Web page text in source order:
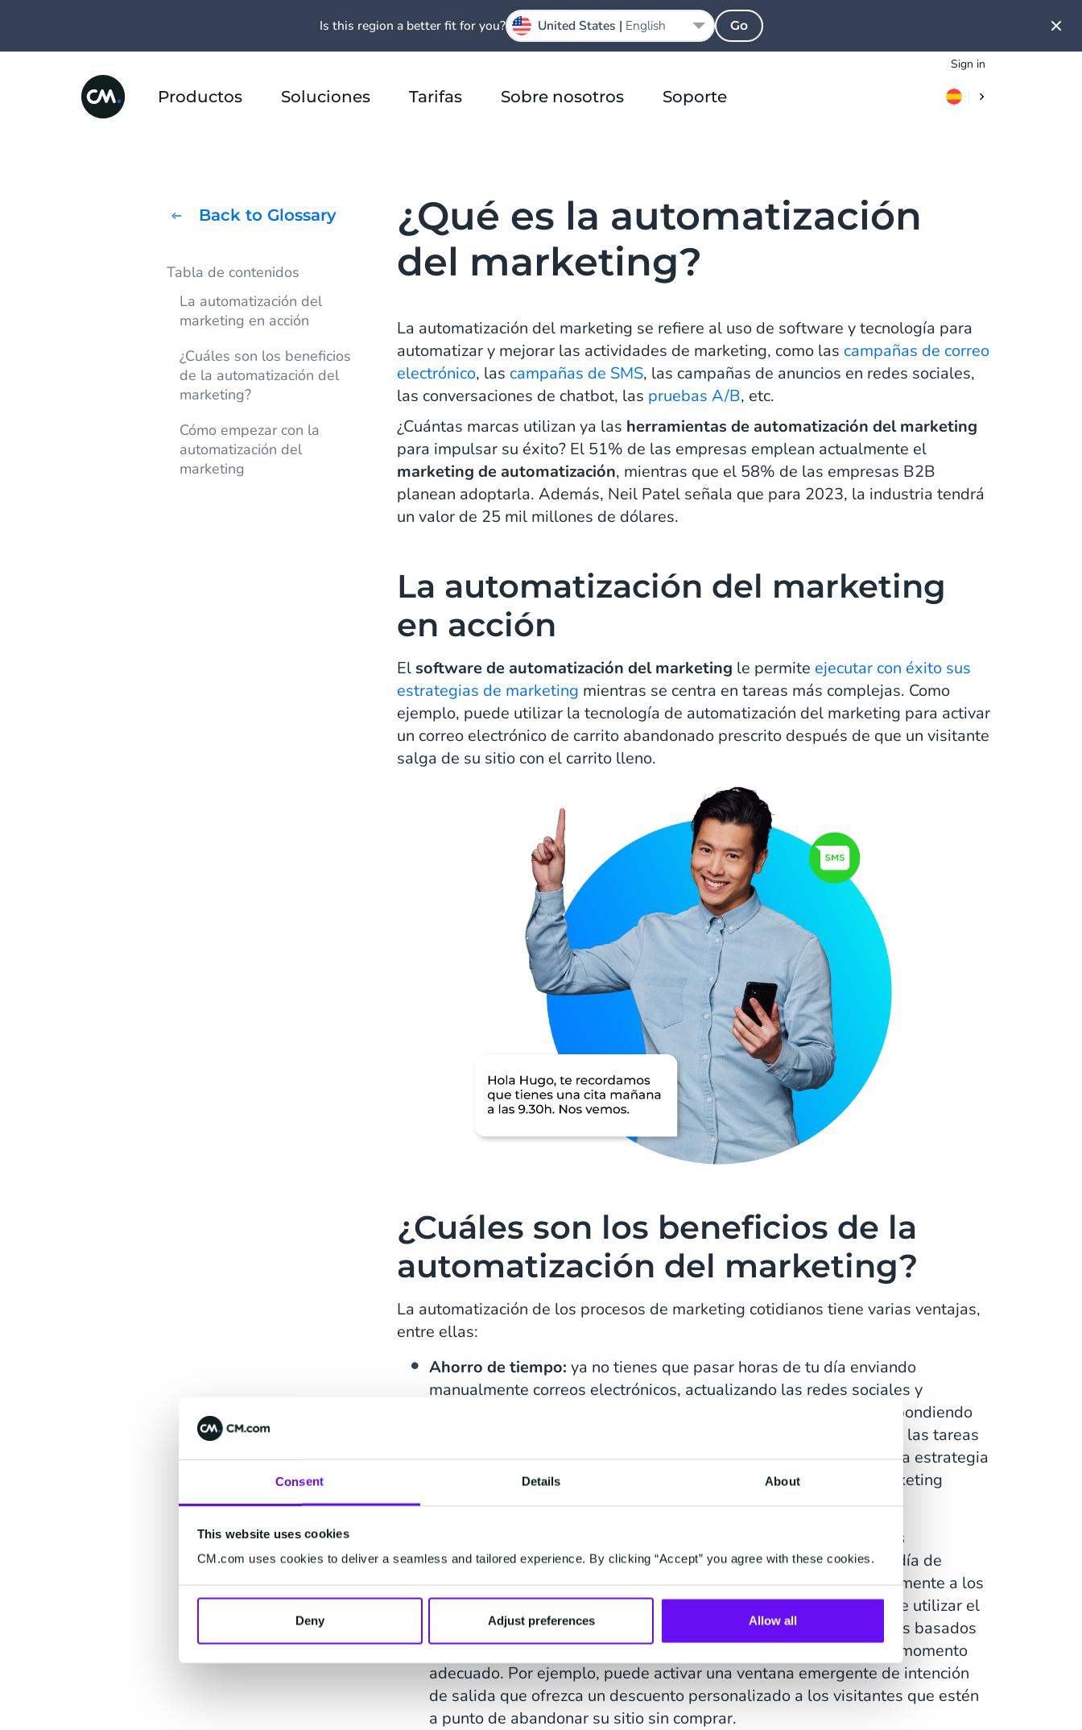
Consent Details About
This website uses cookies
CM.com uses cookies to deliver a seamless and tailored experience. By clicking “Accept” you agree with these cookies.
Deny Adjust preferences Allow all
Sign in
Productos Soluciones Tarifas Sobre nosotros Soporte
Back to Glossary
Tabla de contenidos
La automatización del
marketing en acción
¿Cuáles son los beneficios
de la automatización del
marketing?
Cómo empezar con la
automatización del
marketing
¿Qué es la automatización
del marketing?
La automatización del marketing se refiere al uso de software y tecnología para
automatizar y mejorar las actividades de marketing, como las campañas de correo
electrónico, las campañas de SMS, las campañas de anuncios en redes sociales,
las conversaciones de chatbot, las pruebas A/B, etc.
¿Cuántas marcas utilizan ya las herramientas de automatización del marketing
para impulsar su éxito? El 51% de las empresas emplean actualmente el
marketing de automatización, mientras que el 58% de las empresas B2B
planean adoptarla. Además, Neil Patel señala que para 2023, la industria tendrá
un valor de 25 mil millones de dólares.
La automatización del marketing
en acción
Elsoftware de automatización del marketing le permite ejecutar con éxito sus
estrategias de marketing mientras se centra en tareas más complejas. Como
ejemplo, puede utilizar la tecnología de automatización del marketing para activar
un correo electrónico de carrito abandonado prescrito después de que un visitante
salga de su sitio con el carrito lleno.
¿Cuáles son los beneficios de la
automatización del marketing?
La automatización de los procesos de marketing cotidianos tiene varias ventajas,
entre ellas:
Ahorro de tiempo:ya no tienes que pasar horas de tu día enviando
manualmente correos electrónicos, actualizando las redes sociales y
corriendo para cumplir tus objetivos de tiempo de respuesta, respondiendo
instantáneamente a los clientes en el chat en vivo. Al automatizar las tareas
de marketing más aburridas y repetitivas, puedes centrarte en una estrategia
de mayor nivel, algo que la mayoría de los profesionales del marketing
consideran mucho más gratificante.
Satisfacer las necesidades de los clientes actuales y los clientes
potenciales, las 24 horas del día:Hay un número de horas en el día de
trabajo, no siempre se puede estar allí para responder inmediatamente a los
clientes o nutrir a los clientes como y cuando sea necesario. Puede utilizar el
software de automatización del marketing para elaborar mensajes basados
en activaciones que le permitan captar clientes potenciales en el momento
adecuado. Por ejemplo, puede activar una ventana emergente de intención
de salida que ofrezca un descuento personalizado a los visitantes que estén
a punto de abandonar su sitio sin comprar.
Is this region a better fit for you? United States | English Go